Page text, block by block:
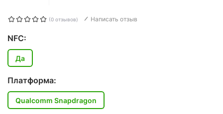
(0 отзывов) Написать отзыв
NFC:
Да
Платформа:
Qualcomm Snapdragon